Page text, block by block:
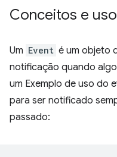
Conceitos e uso
Um Event é um objeto
notificação quando
um Exemplo de uso do
para ser notificado
passado: